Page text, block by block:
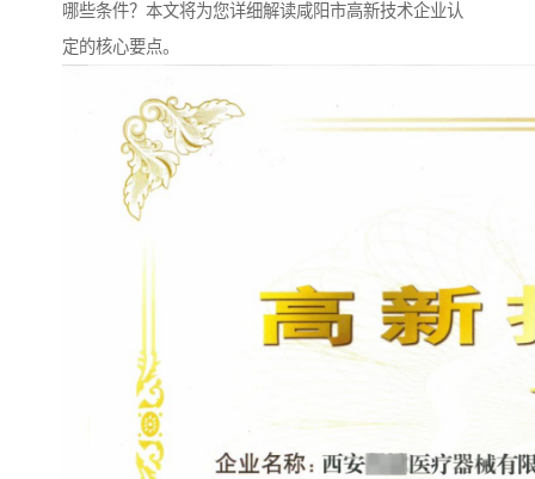
哪些条件？本文将为您详细解读咸阳市高新技术企业认
定的核心要点。